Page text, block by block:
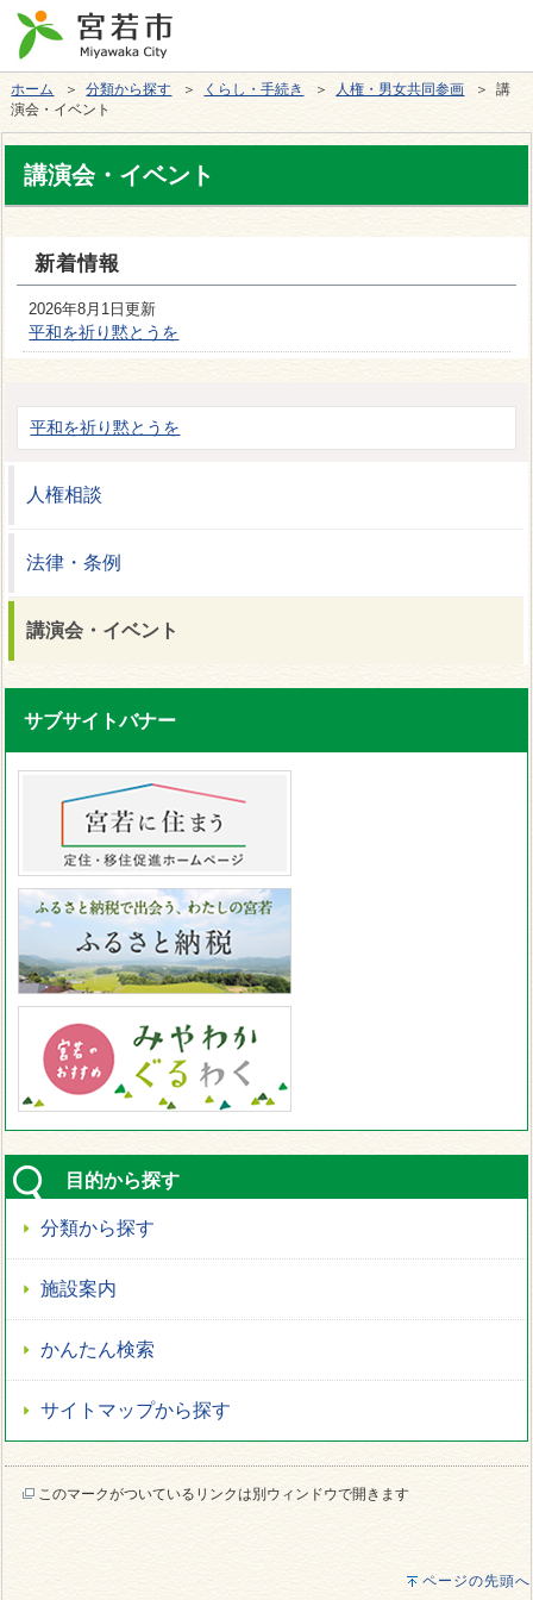
ホーム ＞分類から探す ＞ くらし・手続き ＞ 人権・男女共同参画 ＞ 講
演会・イベント
講演会・イベント
新着情報
2026年8月1日更新
平和を祈り黙とうを
平和を祈り黙とうを
人権相談
法律・条例
講演会・イベント
サブサイトバナー
目的から探す
分類から探す
施設案内
かんたん検索
サイトマップから探す
このマークがついているリンクは別ウィンドウで開きます
ページの先頭へ